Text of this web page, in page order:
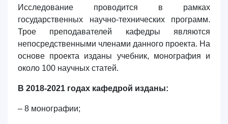
Исследование проводится в рамках
государственных научно-технических программ.
Трое преподавателей кафедры являются
непосредственными членами данного проекта. На
основе проекта изданы учебник, монография и
около 100 научных статей.
В 2018-2021 годах кафедрой изданы:
– 8 монографии;